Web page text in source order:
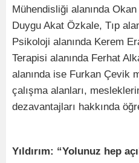
Mühendisliği alanında
Duygu Akat Özkale, Tıp
Psikoloji alanında Kerem
Terapisi alanında Ferhat
alanında ise Furkan Çevik
çalışma alanları,
dezavantajları hakkında
Yıldırım: “Yolunuz hep